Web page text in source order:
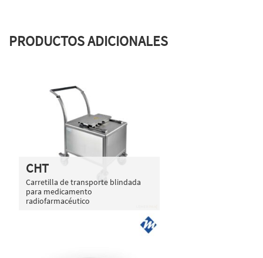
PRODUCTOS ADICIONALES
CHT
Carretilla de transporte blindada
para medicamento
radiofarmacéutico